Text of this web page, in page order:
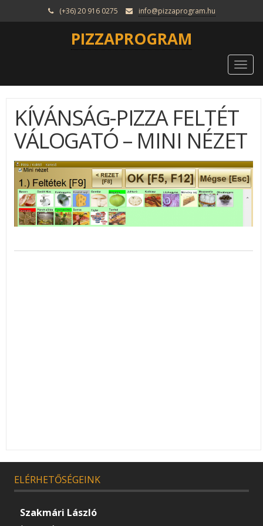
(+36) 20 916 0275 info@pizzaprogram.hu
PIZZAPROGRAM
KÍVÁNSÁG-PIZZA FELTÉT
VÁLOGATÓ – MINI NÉZET
ELÉRHETŐSÉGEINK
Szakmári László